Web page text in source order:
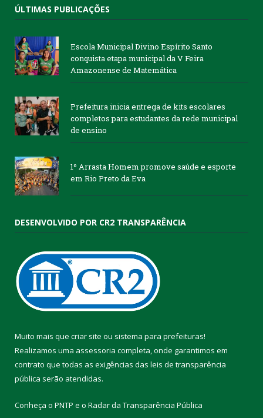
ÚLTIMAS PUBLICAÇÕES
Escola Municipal Divino Espírito Santo
conquista etapa municipal da V Feira
Amazonense de Matemática
Prefeitura inicia entrega de kits escolares
completos para estudantes da rede municipal
de ensino
1º Arrasta Homem promove saúde e esporte
em Rio Preto da Eva
DESENVOLVIDO POR CR2 TRANSPARÊNCIA
Muito mais que criar site ou sistema para prefeituras!
Realizamos uma assessoria completa, onde garantimos em
contrato que todas as exigências das leis de transparência
pública serão atendidas.
Conheça o PNTP e o Radar da Transparência Pública